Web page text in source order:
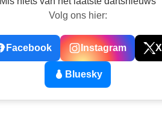
Volg ons hier:
Facebook Instagram X
Bluesky